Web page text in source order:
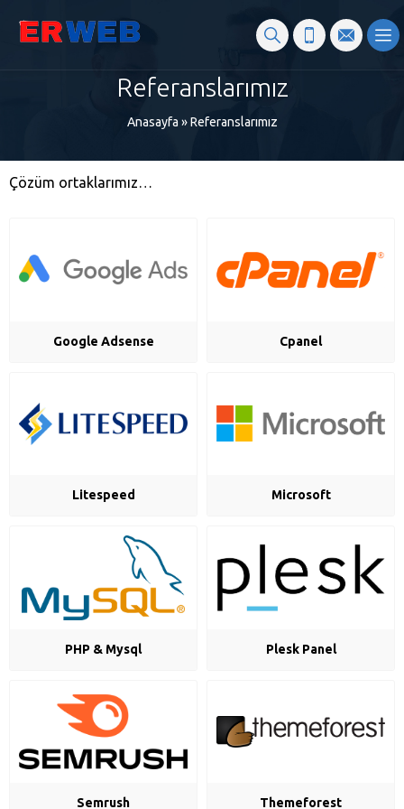
Referanslarımız
Anasayfa »Referanslarımız
Çözüm ortaklarımız…
Google Adsense Cpanel
Litespeed Microsoft
PHP & Mysql Plesk Panel
Semrush Themeforest